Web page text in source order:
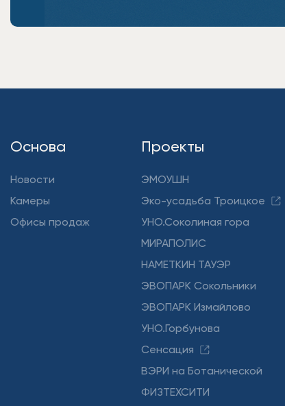
Основа
Новости
Камеры
Офисы продаж
Проекты
ЭМОУШН
Эко-усадьба Троицкое
УНО.Соколиная гора
МИРАПОЛИС
НАМЕТКИН ТАУЭР
ЭВОПАРК Сокольники
ЭВОПАРК Измайлово
УНО.Горбунова
Сенсация
ВЭРИ на Ботанической
ФИЗТЕХСИТИ